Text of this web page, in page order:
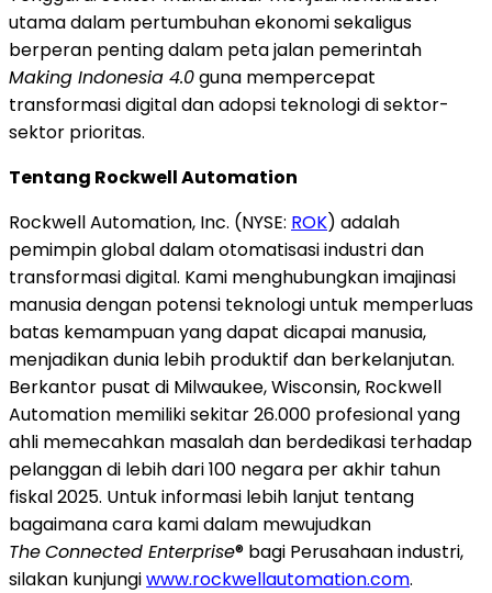
utama dalam pertumbuhan ekonomi sekaligus
berperan penting dalam peta jalan pemerintah
Making Indonesia 4.0guna mempercepat
transformasi digital dan adopsi teknologi di sektor-
sektor prioritas.
Tentang Rockwell Automation
Rockwell Automation, Inc. (NYSE: ROK) adalah
pemimpin global dalam otomatisasi industri dan
transformasi digital. Kami menghubungkan imajinasi
manusia dengan potensi teknologi untuk memperluas
batas kemampuan yang dapat dicapai manusia,
menjadikan dunia lebih produktif dan berkelanjutan.
Berkantor pusat di Milwaukee, Wisconsin, Rockwell
Automation memiliki sekitar 26.000 profesional yang
ahli memecahkan masalah dan berdedikasi terhadap
pelanggan di lebih dari 100 negara per akhir tahun
fiskal 2025. Untuk informasi lebih lanjut tentang
bagaimana cara kami dalam mewujudkan
TheConnected Enterprise® bagi Perusahaan industri,
silakan kunjungiwww.rockwellautomation.com.